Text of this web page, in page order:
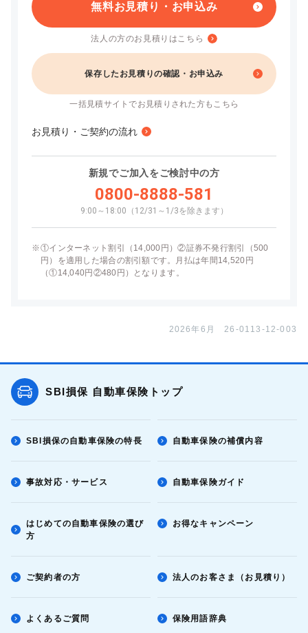
無料お見積り・お申込み
法人の方のお見積りはこちら
保存したお見積りの確認・お申込み
一括見積サイトでお見積りされた方もこちら
お見積り・ご契約の流れ
新規でご加入をご検討中の方
0800-8888-581
9:00～18:00（12/31～1/3を除きます）
※①インターネット割引（14,000円）②証券不発行割引（500
円）を適用した場合の割引額です。月払は年間14,520円
（①14,040円②480円）となります。
2026年6月 26-0113-12-003
SBI損保 自動車保険トップ
SBI損保の自動車保険の特長 自動車保険の補償内容
事故対応・サービス 自動車保険ガイド
はじめての自動車保険の選び
方
お得なキャンペーン
ご契約者の方 法人のお客さま（お見積り）
よくあるご質問 保険用語辞典